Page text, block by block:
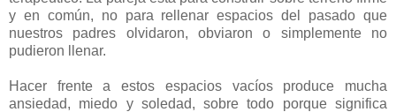
y en común, no para rellenar espacios del pasado que
nuestros padres olvidaron, obviaron o simplemente no
pudieron llenar.
Hacer frente a estos espacios vacíos produce mucha
ansiedad, miedo y soledad, sobre todo porque significa